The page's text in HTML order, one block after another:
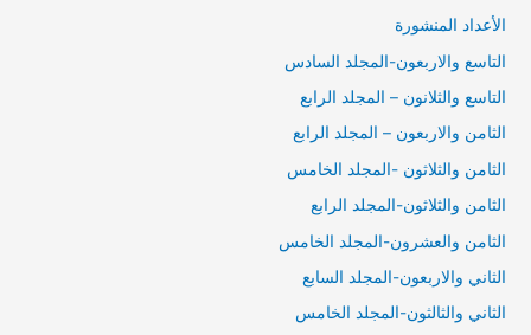
الأعداد المنشورة
التاسع والاربعون-المجلد السادس
التاسع والثلانون – المجلد الرابع
الثامن والاربعون – المجلد الرابع
الثامن والثلاثون -المجلد الخامس
الثامن والثلاثون-المجلد الرابع
الثامن والعشرون-المجلد الخامس
الثاني والاربعون-المجلد السابع
الثاني والثالثون-المجلد الخامس